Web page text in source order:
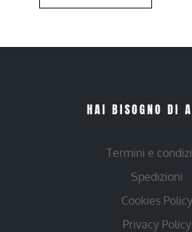
HAI BISOGNO DI
Termini e
Spedizioni
Cookies Policy
Privacy Policy